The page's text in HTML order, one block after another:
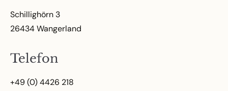
Schillighörn 3
26434 Wangerland
Telefon
+49 (0) 4426 218